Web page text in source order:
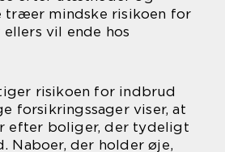
træer mindske risikoen for
vil ende hos
risikoen for indbrud
forsikringssager viser, at
efter boliger, der tydeligt
Naboer, der holder øje,